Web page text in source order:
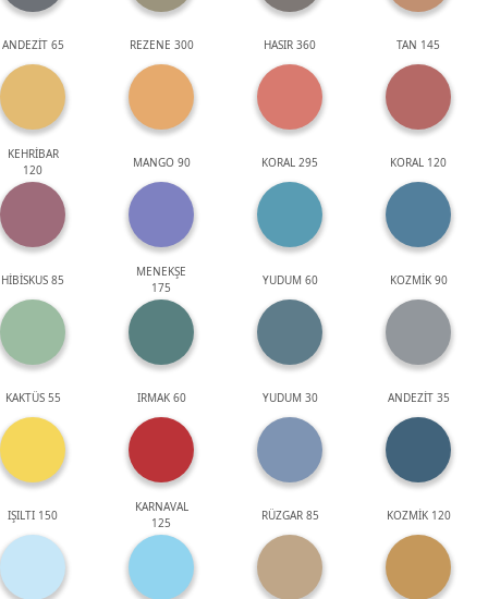
ANDEZİT 65 REZENE 300 HASIR 360 TAN 145
KEHRİBAR
120
MANGO 90 KORAL 295 KORAL 120
HİBİSKUS 85
MENEKŞE
175
YUDUM 60 KOZMİK 90
KAKTÜS 55 IRMAK 60 YUDUM 30 ANDEZİT 35
IŞILTI 150
KARNAVAL
125
RÜZGAR 85 KOZMİK 120